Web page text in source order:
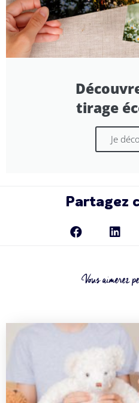
tirage
Je
Partagez
Vous aimerez